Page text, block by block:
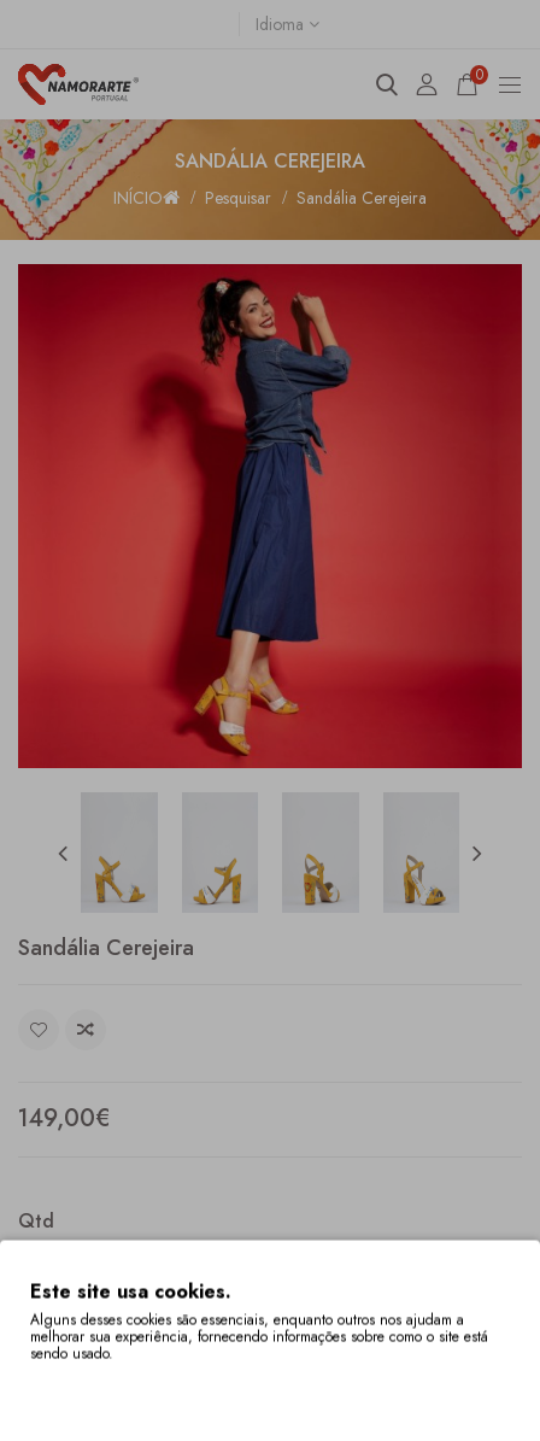
Idioma
0
SANDÁLIA CEREJEIRA
INÍCIO Pesquisar Sandália Cerejeira
Sandália Cerejeira
149,00€
Qtd
COMPRAR
Este site usa cookies.
Alguns desses cookies são essenciais, enquanto outros nos ajudam a
melhorar sua experiência, fornecendo informações sobre como o site está
sendo usado.